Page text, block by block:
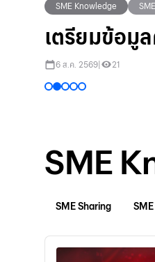
SME Knowledge
เตรียมแหล่
6 ส.ค. 2569 24
SME Knowledge
เตรียมข้อมู
6 ส.ค. 2569 21
SME Knowledge
3 จุดแข็งที่
6 ส.ค. 2569 21
SME Knowledge
4 ข้อต้องรู้ '
5 ส.ค. 2569 21
SME Knowledge
เจาะกลยุท
4 ส.ค. 2569 37
SME
SME Sharing